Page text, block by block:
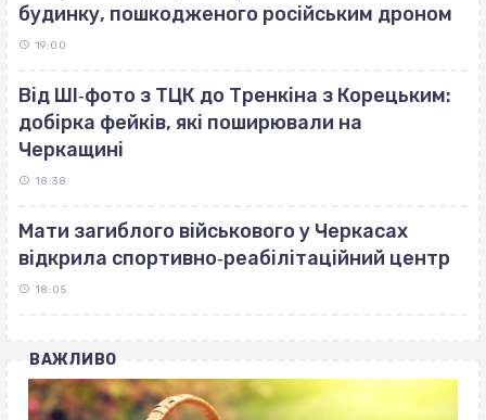
будинку, пошкодженого російським дроном
19:00
Від ШІ‐фото з ТЦК до Тренкіна з Корецьким:
добірка фейків, які поширювали на
Черкащині
18:38
Мати загиблого військового у Черкасах
відкрила спортивно‐реабілітаційний центр
18:05
ВАЖЛИВО